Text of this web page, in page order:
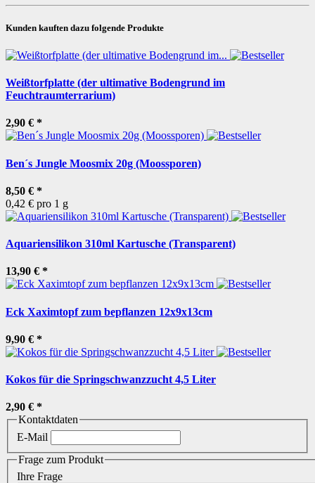
Kunden kauften dazu folgende Produkte
Weißtorfplatte (der ultimative Bodengrund im
Feuchtraumterrarium)
2,90 € *
Ben´s Jungle Moosmix 20g (Moossporen)
8,50 € *
0,42 € pro 1 g
Aquariensilikon 310ml Kartusche (Transparent)
13,90 € *
Eck Xaximtopf zum bepflanzen 12x9x13cm
9,90 € *
Kokos für die Springschwanzzucht 4,5 Liter
2,90 € *
Kontaktdaten
E-Mail
Frage zum Produkt
Ihre Frage